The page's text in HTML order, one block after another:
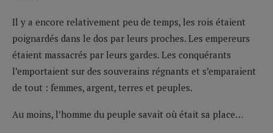
Il y a encore relativement peu de temps, les rois étaient
poignardés dans le dos par leurs proches. Les empereurs
étaient massacrés par leurs gardes. Les conquérants
l’emportaient sur des souverains régnants et s’emparaient
de tout : femmes, argent, terres et peuples.
Au moins, l’homme du peuple savait où était sa place…